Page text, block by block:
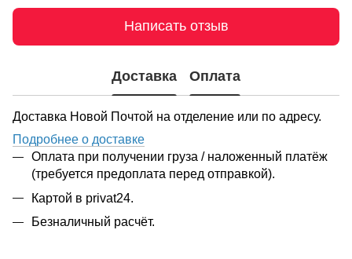
Написать отзыв
Доставка Оплата
Доставка Новой Почтой на отделение или по адресу.
Подробнее о доставке
Оплата при получении груза / наложенный платёж
(требуется предоплата перед отправкой).
Картой в privat24.
Безналичный расчёт.